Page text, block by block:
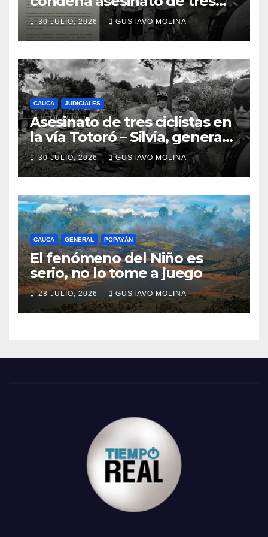
ciudadanos y exige medidas
urgentes al Gobierno
Nacional
30 JULIO, 2026 GUSTAVO MOLINA
CAUCA JUDICIALES
Asesinato de tres ciclistas en
la vía Totoró – Silvia, genera
consternación en el Cauca
30 JULIO, 2026 GUSTAVO MOLINA
CAUCA GENERAL POPAYÁN
El fenómeno del Niño es
serio, no lo tome a juego
28 JULIO, 2026 GUSTAVO MOLINA